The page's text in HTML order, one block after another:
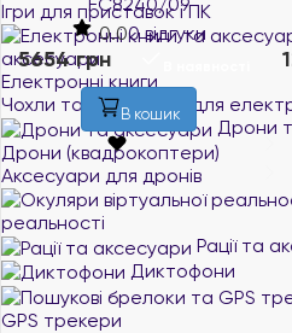
Ігри для приставок і ПК
аксесуари
Електронні книги
Чохли та аксесуари для
Дрони
Дрони (квадрокоптери)
Аксесуари для дронів
реальності
Рації та
Диктофони
GPS трекери
0.00 відгуки
5654 грн
В кошик